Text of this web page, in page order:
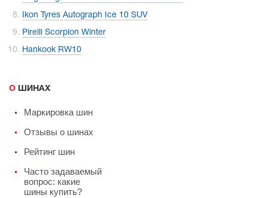
Ikon Tyres Autograph Ice 10 SUV
Pirelli Scorpion Winter
Hankook RW10
О ШИНАХ
Маркировка шин
Отзывы о шинах
Рейтинг шин
Часто задаваемый
вопрос: какие
шины купить?